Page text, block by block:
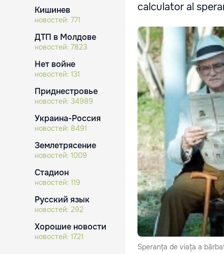
Кишинев
новостей: 771
ДТП в Молдове
новостей: 7823
Нет войне
новостей: 131
Приднестровье
новостей: 34989
Украина-Россия
новостей: 8491
Землетрясение
новостей: 1009
Стадион
новостей: 119
Русский язык
новостей: 292
Хорошие новости
новостей: 1721
calculator al
Speranța de viața a